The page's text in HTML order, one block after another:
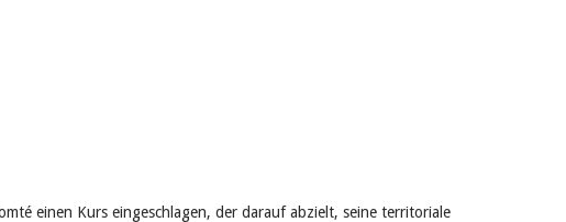
einen Kurs eingeschlagen, der darauf abzielt, seine territoriale